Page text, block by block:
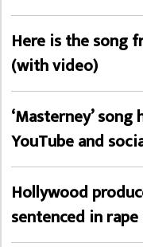
Here is the song
(with video)
‘Masterney’
YouTube and
Hollywood
sentenced in